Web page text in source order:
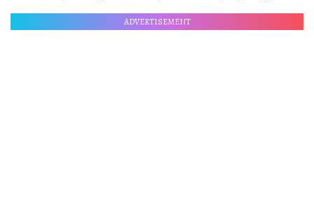
ADVERTISEMENT